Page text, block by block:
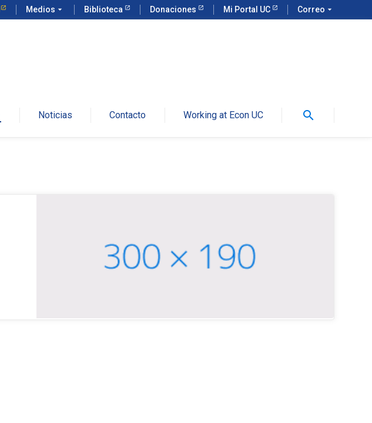
Medios arrow_drop_down Biblioteca Donaciones Mi Portal UC Correo arrow_drop_down
Noticias Contacto Working at Econ UC search